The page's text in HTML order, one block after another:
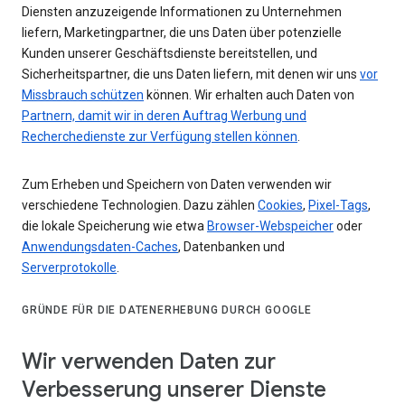
Diensten anzuzeigende Informationen zu Unternehmen
liefern, Marketingpartner, die uns Daten über potenzielle
Kunden unserer Geschäftsdienste bereitstellen, und
Sicherheitspartner, die uns Daten liefern, mit denen wir uns vor
Missbrauch schützen können. Wir erhalten auch Daten von
Partnern, damit wir in deren Auftrag Werbung und
Recherchedienste zur Verfügung stellen können.
Zum Erheben und Speichern von Daten verwenden wir
verschiedene Technologien. Dazu zählen Cookies, Pixel-Tags,
die lokale Speicherung wie etwa Browser-Webspeicheroder
Anwendungsdaten-Caches, Datenbanken und
Serverprotokolle.
GRÜNDE FÜR DIE DATENERHEBUNG DURCH GOOGLE
Wir verwenden Daten zur
Verbesserung unserer Dienste